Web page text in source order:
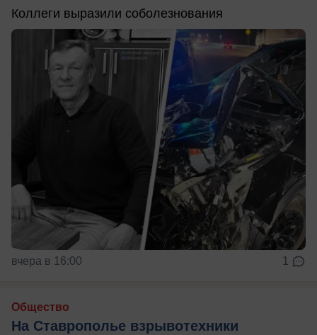
Коллеги выразили соболезнования
вчера в 16:00 1
Общество
На Ставрополье взрывотехники